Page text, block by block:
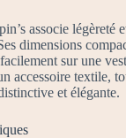
associe légèreté
dimensions
sur une
accessoire textile,
et élégante.